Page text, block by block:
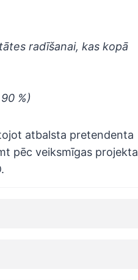
radīšanai, kas kopā
%)
atbalsta pretendenta
pēc veiksmīgas projekta